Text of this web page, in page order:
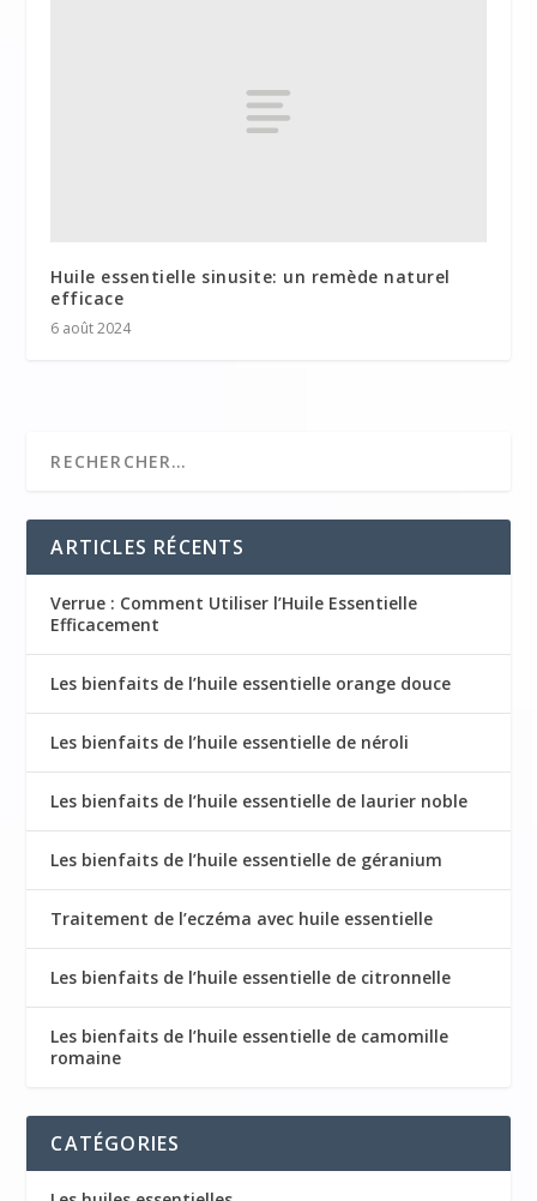
Huile essentielle sinusite: un remède naturel
efficace
6 août 2024
ARTICLES RÉCENTS
Verrue : Comment Utiliser l’Huile Essentielle
Efficacement
Les bienfaits de l’huile essentielle orange douce
Les bienfaits de l’huile essentielle de néroli
Les bienfaits de l’huile essentielle de laurier noble
Les bienfaits de l’huile essentielle de géranium
Traitement de l’eczéma avec huile essentielle
Les bienfaits de l’huile essentielle de citronnelle
Les bienfaits de l’huile essentielle de camomille
romaine
CATÉGORIES